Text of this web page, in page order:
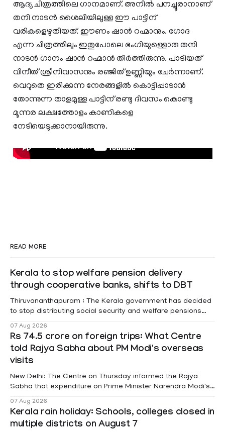
ആദ്യ ചിത്രത്തിലെ ഗാനമാണ്. അനില്‍ പനച്ചൂരാനാണ്
തനി നാടന്‍ ശൈലിയിലുള്ള ഈ പാട്ടിന്
വരികളെഴുതിയത്. ഈണം ഷാന്‍ റഹ്മാനും. ഗോദ
എന്ന ചിത്രത്തിലും ഇതുപോലെ ഭംഗിയുള്ളൊരു തനി
നാടന്‍ ഗാനം ഷാന്‍ റഹ്മാന്‍ തീര്‍ത്തിരുന്നു. പാടിയത്
വിനീത് ശ്രീനിവാസനും രഞ്ജിത് ഉണ്ണിയും ചേര്‍ന്നാണ്.
വെറുതെ ഇരിക്കുന്ന നേരങ്ങളില്‍ കൊട്ടിപ്പാടാന്‍
തോന്നുന്ന താളമുള്ള പാട്ടിന് രണ്ടു ദിവസം കൊണ്ടു
മൂന്നര ലക്ഷത്തോളം കാണികളെ
നേടിയെടുക്കാനായിരുന്നു.
READ MORE
Kerala to stop welfare pension delivery
through cooperative banks, shifts to DBT
Thiruvananthapuram : The Kerala government has decided
to stop distributing social security and welfare pensions
Transfer (DBT) to Aadhaar-linked bank accounts
mandatory for all beneficiaries except bedridden patients.
According to a recent order issued by Additional Chief
Secretary (LSGD) K R Jyothilal, the
07 Aug 2026
Rs 74.5 crore on foreign trips: What Centre
told Rajya Sabha about PM Modi's overseas
visits
New Delhi: The Centre on Thursday informed the Rajya
Sabha that expenditure on Prime Minister Narendra Modi's
information was provided by Minister of State for External
Affairs Pabitra Margherita in a written reply to questions
raised
07 Aug 2026
Kerala rain holiday: Schools, colleges closed in
multiple districts on August 7